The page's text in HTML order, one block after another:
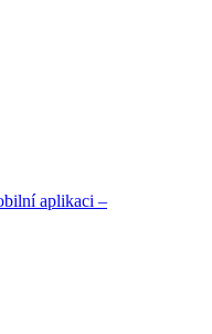
aplikaci –